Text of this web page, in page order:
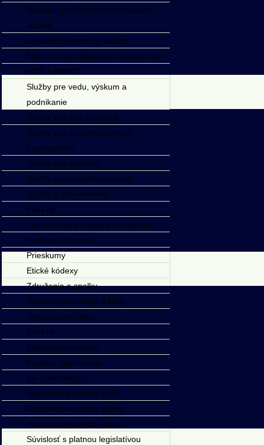
Marketing knižnično-informačných
služieb
Digitálne referenčné služby
Elektronické dodávanie dokumentov
MVS a MMVS
Služby pre vedu, výskum a
podnikanie
Služby pre deti a mládež
Služby pre znevýhodnených
používateľov
Služby pre seniorov
Služby pre nezamestnaných
Služby e-governmentu
Pošli tip
Knihovnícka profesia a združenia
Profesia knihovník
Prieskumy
Etické kódexy
Združenia a spolky
Odporúčané zdroje a linky
Odporúčané videá
Pošli tip
Digitalizácia knižníc
Projekty digitalizácie
Iné dokumenty
Digitalizácia knižníc v SR
Odporúčané zdroje a linky
História digitálnych knižníc
Súvislosť s platnou legislatívou